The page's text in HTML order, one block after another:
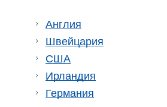
Англия
Швейцария
США
Ирландия
Германия